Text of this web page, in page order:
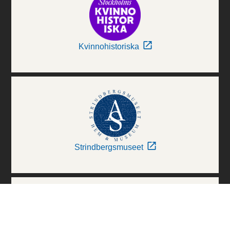
Kvinnohistoriska
Strindbergsmuseet